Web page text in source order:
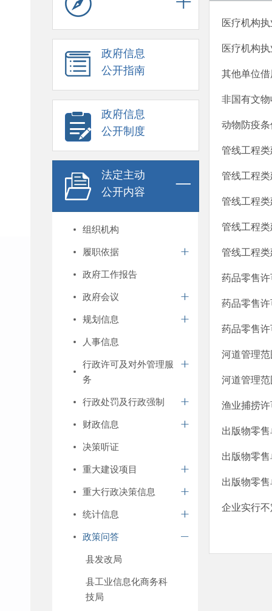
政府信息
公开指南
政府信息
公开制度
法定主动
公开内容
组织机构
履职依据
政府工作报告
政府会议
规划信息
人事信息
行政许可及对外管理服
务
行政处罚及行政强制
财政信息
决策听证
重大建设项目
重大行政决策信息
统计信息
政策问答
县发改局
县工业信息化商务科
技局
医疗机构
医疗机构
其他单位
非国有文
动物防疫
管线工程
管线工程
管线工程
管线工程
管线工程
药品零售
药品零售
药品零售
河道管理
河道管理
渔业捕捞
出版物零
出版物零
出版物零
企业实行